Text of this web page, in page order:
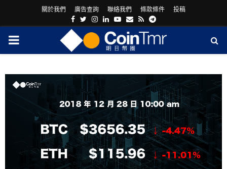
關於我們 廣告查詢 聯絡我們 條款條件 投稿
Facebook
Twitter
Instagram
LinkedinYoutube
Email
RssTelegram
PRIMARY